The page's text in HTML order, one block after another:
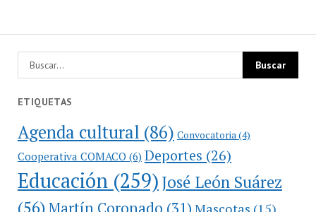
ETIQUETAS
Agenda cultural (86) Convocatoria (4)
Cooperativa COMACO(6) Deportes (26)
Educación(259)José León Suárez
(56)Martín Coronado (31) Mascotas (15)